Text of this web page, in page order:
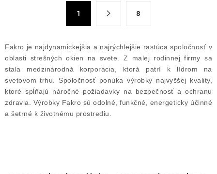
c
i
e
p
r
v
k
á
n
k
o
v
a
n
1 8
Fakro je najdynamickejšia a najrýchlejšie rastúca spoločnosť v
oblasti strešných okien na svete. Z malej rodinnej firmy sa
stala medzinárodná korporácia, ktorá patrí k lídrom na
svetovom trhu. Spoločnosť ponúka výrobky najvyššej kvality,
ktoré spĺňajú náročné požiadavky na bezpečnosť a ochranu
zdravia. Výrobky Fakro sú odolné, funkčné, energeticky účinné
a šetrné k životnému prostrediu.